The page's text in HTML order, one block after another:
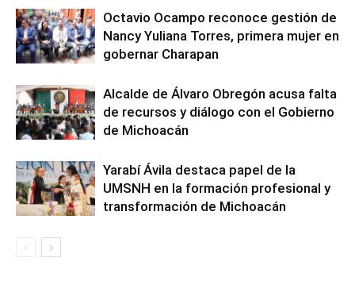
Octavio Ocampo reconoce gestión de
Nancy Yuliana Torres, primera mujer en
gobernar Charapan
Alcalde de Álvaro Obregón acusa falta
de recursos y diálogo con el Gobierno
de Michoacán
Yarabí Ávila destaca papel de la
UMSNH en la formación profesional y
transformación de Michoacán